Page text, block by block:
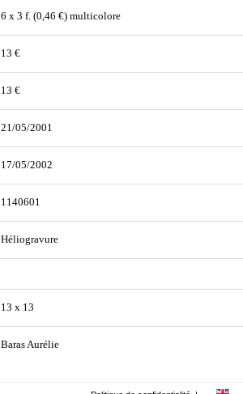
6 x 3 f. (0,46 €) multicolore
13 €
13 €
21/05/2001
17/05/2002
1140601
Héliogravure
13 x 13
Baras Aurélie